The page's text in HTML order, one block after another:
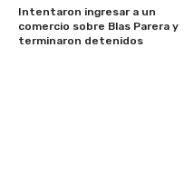
Intentaron ingresar a un
comercio sobre Blas Parera y
terminaron detenidos